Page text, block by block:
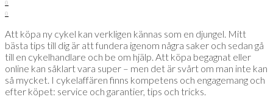
0
0
Att köpa ny cykel kan verkligen kännas som en djungel. Mitt
bästa tips till dig är att fundera igenom några saker och sedan gå
till en cykelhandlare och be om hjälp. Att köpa begagnat eller
online kan såklart vara super – men det är svårt om man inte kan
så mycket. I cykelaffären finns kompetens och engagemang och
efter köpet: service och garantier, tips och tricks.